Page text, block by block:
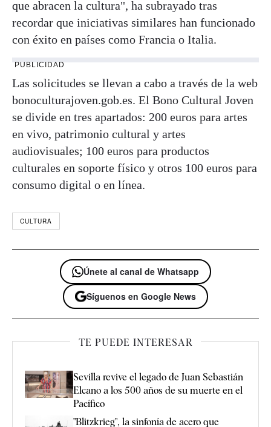
que abracen la cultura", ha subrayado tras
recordar que iniciativas similares han funcionado
con éxito en países como Francia o Italia.
PUBLICIDAD
Las solicitudes se llevan a cabo a través de la web
bonoculturajoven.gob.es. El Bono Cultural Joven
se divide en tres apartados: 200 euros para artes
en vivo, patrimonio cultural y artes
audiovisuales; 100 euros para productos
culturales en soporte físico y otros 100 euros para
consumo digital o en línea.
CULTURA
Únete al canal de Whatsapp
Síguenos en Google News
TE PUEDE INTERESAR
Sevilla revive el legado de Juan Sebastián
Elcano a los 500 años de su muerte en el
Pacífico
"Blitzkrieg", la sinfonía de acero que